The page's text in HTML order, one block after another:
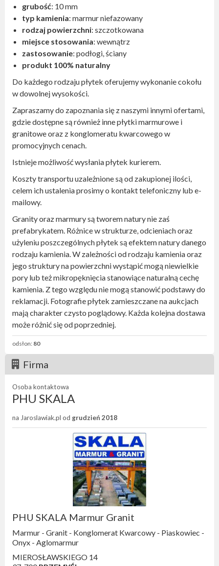
grubość: 10 mm
typ kamienia: marmur niefazowany
rodzaj powierzchni: szczotkowana
miejsce stosowania: wewnątrz
zastosowanie: podłogi, ściany
produkt 100% naturalny
Do każdego rodzaju płytek oferujemy wykonanie cokołu
w dowolnej wysokości.
Zapraszamy do zapoznania się z naszymi innymi ofertami,
gdzie dostępne są również inne płytki marmurowe i
granitowe oraz z konglomeratu kwarcowego w
promocyjnych cenach.
Istnieje możliwość wysłania płytek kurierem.
Koszty transportu uzależnione są od zakupionej ilości,
celem ich ustalenia prosimy o kontakt telefoniczny lub e-
mailowy.
Granity oraz marmury są tworem natury nie zaś
prefabrykatem. Różnice w strukturze, odcieniach oraz
użyleniu poszczególnych płytek są efektem natury danego
rodzaju kamienia. W zależności od rodzaju kamienia oraz
jego struktury na powierzchni wystąpić mogą niewielkie
pory lub też mikropęknięcia stanowiące naturalną cechę
kamienia. Z tego względu nie mogą stanowić podstawy do
reklamacji. Fotografie płytek zamieszczane na aukcjach
mają charakter czysto poglądowy. Każda kolejna dostawa
może różnić się od poprzedniej.
odsłon: 80
Firma
Osoba kontaktowa
PHU SKALA
na Jaroslawiak.pl od grudzień 2018
PHU SKALA Marmur Granit
Marmur - Granit - Konglomerat Kwarcowy - Piaskowiec -
Onyx - Aglomarmur
MIEROSŁAWSKIEGO 14